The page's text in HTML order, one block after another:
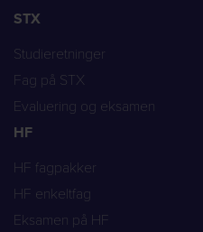
STX
Studieretninger
Fag på STX
Evaluering og eksamen
HF
HF fagpakker
HF enkeltfag
Eksamen på HF